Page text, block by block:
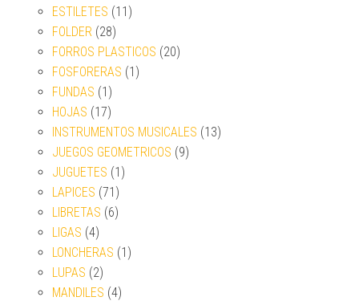
ESTILETES (11)
FOLDER (28)
FORROS PLASTICOS (20)
FOSFORERAS (1)
FUNDAS (1)
HOJAS (17)
INSTRUMENTOS MUSICALES (13)
JUEGOS GEOMETRICOS (9)
JUGUETES (1)
LAPICES (71)
LIBRETAS (6)
LIGAS (4)
LONCHERAS (1)
LUPAS (2)
MANDILES (4)